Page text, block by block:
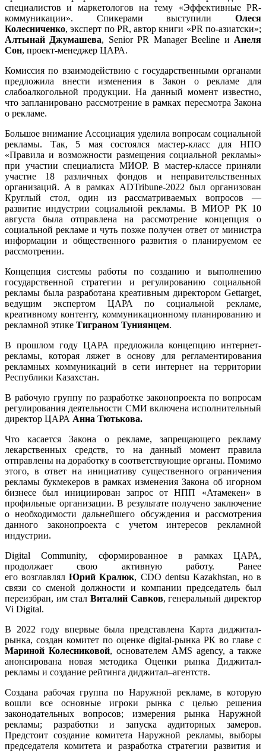
специалистов и маркетологов на тему «Эффективные PR-
коммуникации». Спикерами выступили Олеся
Колесниченко, эксперт по PR, автор книги «PR по-азиатски»;
Алтынай Джумашева, Senior PR Manager Beeline и Анеля
Сон, проект-менеджер ЦАРА.
Комиссия по взаимодействию с государственными органами
предложила внести изменения в Закон о рекламе для
слабоалкогольной продукции. На данный момент известно,
что запланировано рассмотрение в рамках пересмотра Закона
о рекламе.
Большое внимание Ассоциация уделила вопросам социальной
рекламы. Так, 5 мая состоялся мастер-класс для НПО
«Правила и возможности размещения социальной рекламы»
при участии специалиста МИОР. В мастер-классе приняли
участие 18 различных фондов и неправительственных
организаций. А в рамках ADTribune-2022 был организован
Круглый стол, один из рассматриваемых вопросов —
развитие индустрии социальной рекламы. В МИОР РК 10
августа была отправлена на рассмотрение концепция о
социальной рекламе и чуть позже получен ответ от министра
информации и общественного развития о планируемом ее
рассмотрении.
Концепция системы работы по созданию и выполнению
государственной стратегии и регулированию социальной
рекламы была разработана креативным директором Gettarget,
ведущим экспертом ЦАРА по социальной рекламе,
креативному контенту, коммуникационному планированию и
рекламной этике Тиграном Туниянцем.
В прошлом году ЦАРА предложила концепцию интернет-
рекламы, которая ляжет в основу для регламентирования
рекламных коммуникаций в сети интернет на территории
Республики Казахстан.
В рабочую группу по разработке законопроекта по вопросам
регулирования деятельности СМИ включена исполнительный
директор ЦАРА Анна Тютькова.
Что касается Закона о рекламе, запрещающего рекламу
лекарственных средств, то на данный момент правила
отправлены на доработку в соответствующие органы. Помимо
этого, в ответ на инициативу существенного ограничения
рекламы букмекеров в рамках изменения Закона об игорном
бизнесе был инициирован запрос от НПП «Атамекен» в
профильные организации. В результате получено заключение
о необходимости дальнейшего обсуждения и рассмотрения
данного законопроекта с учетом интересов рекламной
индустрии.
Digital Community, сформированное в рамках ЦАРА,
продолжает свою активную работу. Ранее
еговозглавлялЮрий Кралюк, CDO dentsu Kazakhstan, но в
связи со сменой должности и компании председатель был
переизбран, им стал Виталий Савков, генеральный директор
Vi Digital.
В 2022 году впервые была представлена Карта диджитал-
рынка, создан комитет по оценке digital-рынка РК во главе с
Мариной Колесниковой, основателем AMS agency, а также
анонсирована новая методика Оценки рынка Диджитал-
рекламы и создание рейтинга диджитал–агентств.
Создана рабочая группа по Наружной рекламе, в которую
вошли все основные игроки рынка с целью решения
законодательных вопросов; измерения рынка Наружной
рекламы; разработки и запуска аудиторных замеров.
Предстоит создание комитета Наружной рекламы, выборы
председателя комитета и разработка стратегии развития и